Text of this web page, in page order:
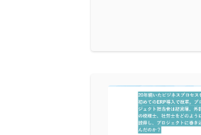
とができるよう
するというサイ